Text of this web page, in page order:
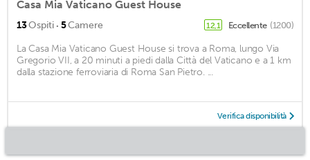
Casa Mia Vaticano Guest House
13Ospiti · 5Camere 12,1 Eccellente (1200)
La Casa Mia Vaticano Guest House si trova a Roma, lungo Via
Gregorio VII, a 20 minuti a piedi dalla Città del Vaticano e a 1 km
dalla stazione ferroviaria di Roma San Pietro. ...
Verifica disponibilità